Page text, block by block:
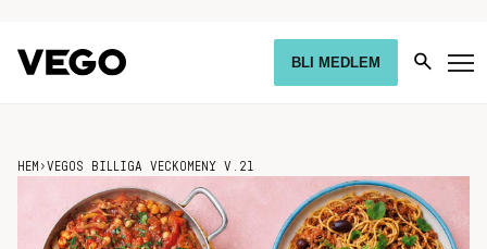
BLI MEDLEM
HEM ›VEGOS BILLIGA VECKOMENY V.21